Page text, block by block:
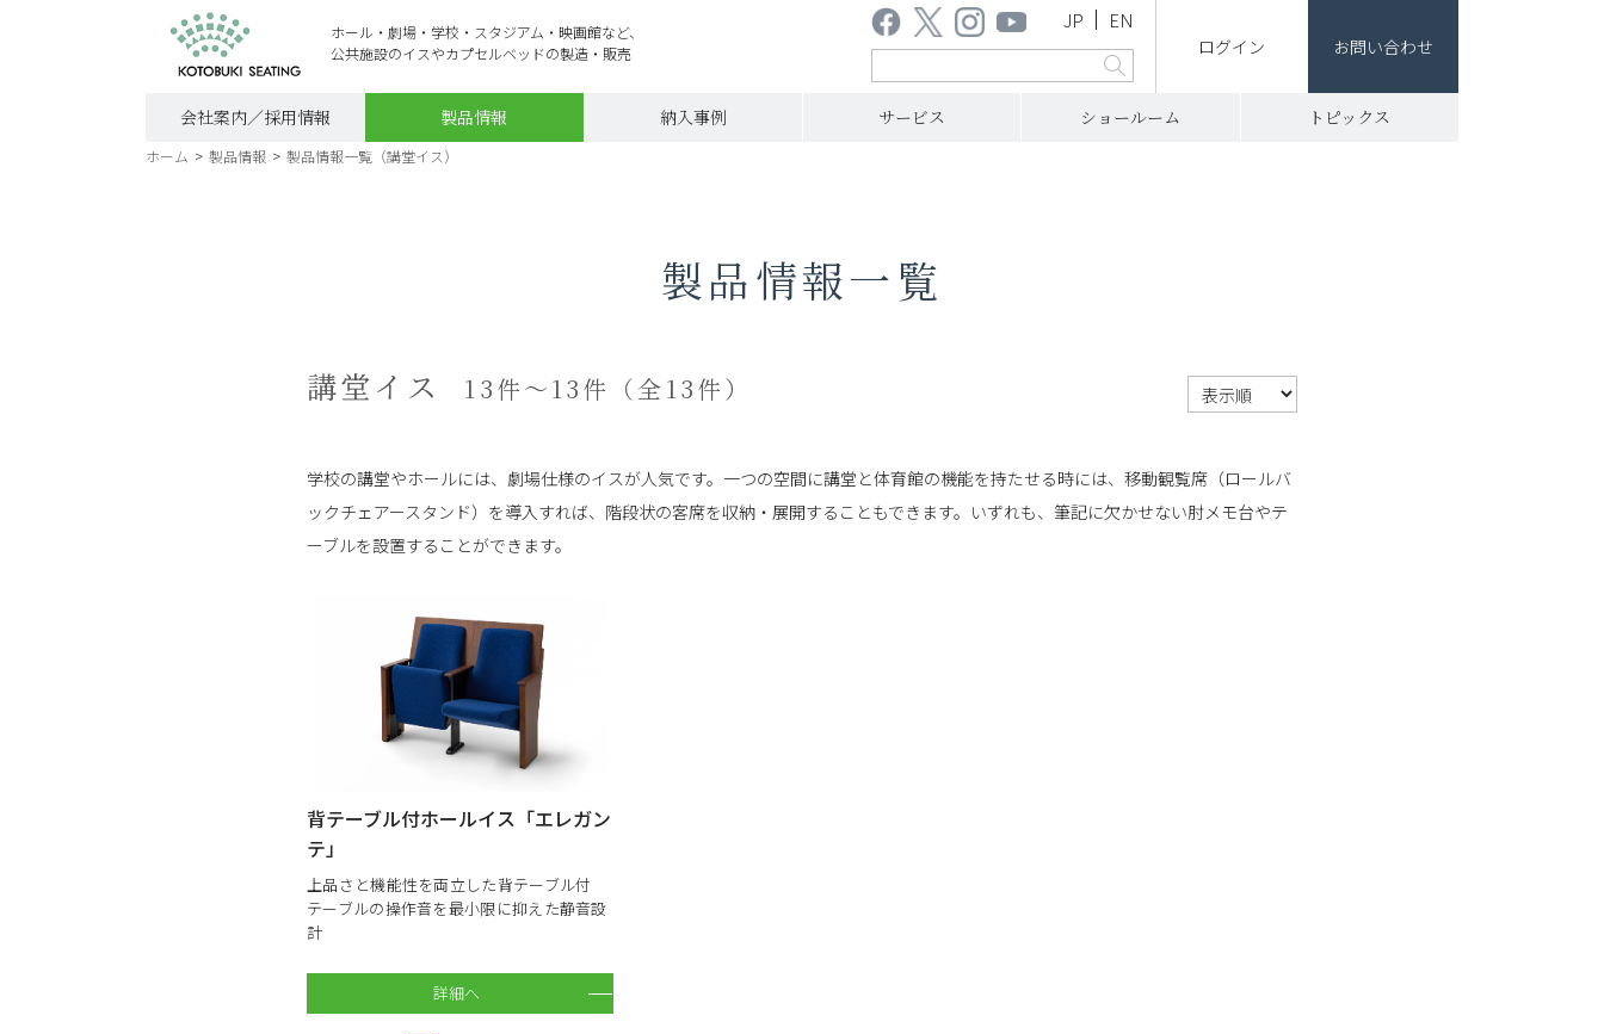
ホール・劇場・学校・スタジアム・映画館など、
公共施設のイスやカプセルベッドの製造・販売
ログイン お問い合わせ
JP EN
会社案内／採用情報 製品情報 納入事例 サービス ショールーム トピックス
ホーム > 製品情報 > 製品情報一覧（講堂イス）
製品情報一覧
講堂イス 13件～13件（全13件）
学校の講堂やホールには、劇場仕様のイスが人気です。一つの空間に講堂と体育館の機能を持たせる時には、移動観覧席（ロールバ
ックチェアースタンド）を導入すれば、階段状の客席を収納・展開することもできます。いずれも、筆記に欠かせない肘メモ台やテ
ーブルを設置することができます。
背テーブル付ホールイス「エレガン
テ」
上品さと機能性を両立した背テーブル付
テーブルの操作音を最小限に抑えた静音設
計
詳細へ